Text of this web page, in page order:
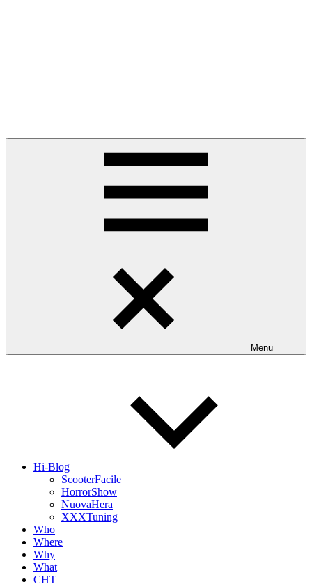
Menu
Hi-Blog
ScooterFacile
HorrorShow
NuovaHera
XXXTuning
Who
Where
Why
What
CHT